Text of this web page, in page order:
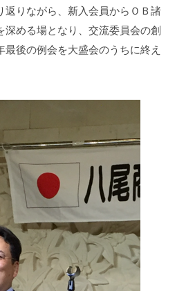
返りながら、新入会員からＯＢ諸
深める場となり、交流委員会の創
後の例会を大盛会のうちに終え